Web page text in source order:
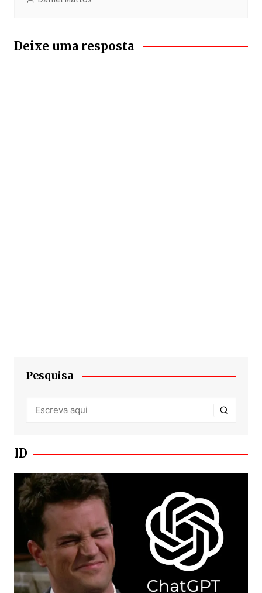
Deixe uma resposta
Pesquisa
ID